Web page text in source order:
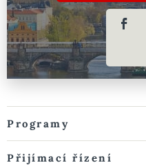
Programy
Přijímací řízení